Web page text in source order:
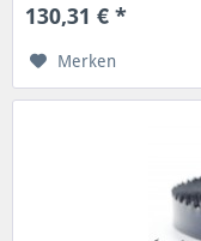
130,31 € *
Merken